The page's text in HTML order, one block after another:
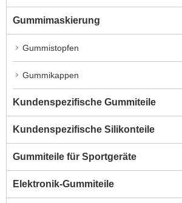
Gummimaskierung
Gummistopfen
Gummikappen
Kundenspezifische Gummiteile
Kundenspezifische Silikonteile
Gummiteile für Sportgeräte
Elektronik-Gummiteile